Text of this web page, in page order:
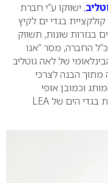
, ישווקו ע”י חברת
בגדי ים לקיץ
בגזרות שונות, תשווק
מנכ”ל החברה, מסר “אנו
של לאה גוטליב
הבנה לצרכי
וכמובן אופי
LEA